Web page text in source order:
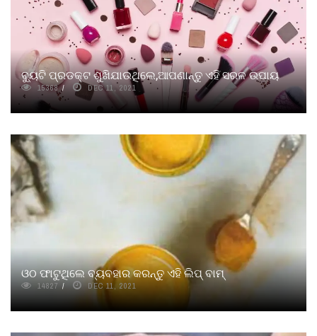
ବୁ୍ୟଟି ପ୍ରଡକ୍ଟ ଶୁଖିଯାଉଥିଲେ,ଆପଣାନ୍ତୁ ଏହି ସରଳ ଉପାୟ
15368 DEC 11, 2021
ଓଠ ଫାଟୁଥିଲେ ବ୍ୟବହାର କରନ୍ତୁ ଏହି ଲିପ୍ ବାମ୍
14827 DEC 11, 2021